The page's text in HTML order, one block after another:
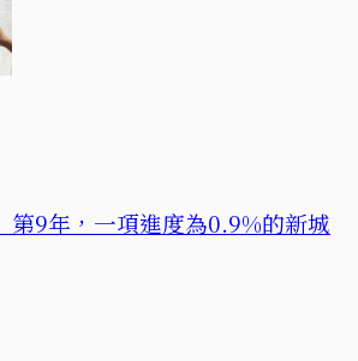
第9年，一項進度為0.9%的新城